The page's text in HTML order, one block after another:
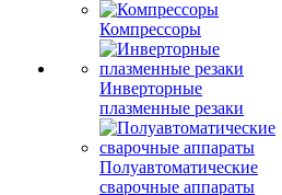
Компрессоры
Инверторные
плазменные резаки
Полуавтоматические
сварочные аппараты